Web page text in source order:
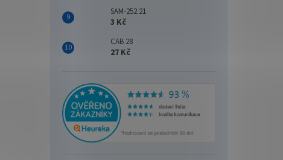
SAM-252.21
3 Kč
CAB 28
27 Kč